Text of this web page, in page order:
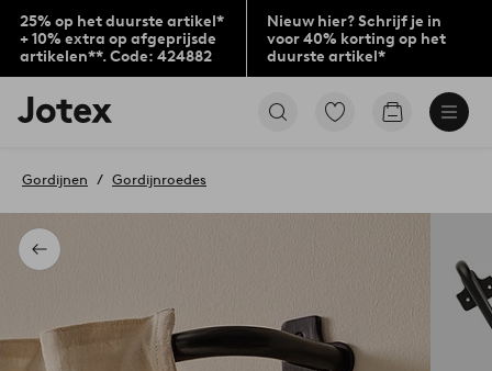
25% op het duurste artikel*
+ 10% extra op afgeprijsde
artikelen**. Code: 424882
Nieuw hier? Schrijf je in
voor 40% korting op het
duurste artikel*
Jotex
logo
to
home
page
Ga
Go
Terug
Gordijnen Gordijnroedes